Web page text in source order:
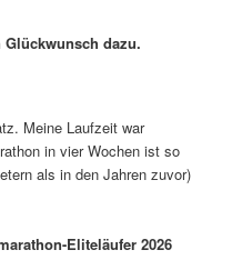
dazu.
Meine Laufzeit war
in vier Wochen ist so
als in den Jahren zuvor)
Eliteläufer 2026